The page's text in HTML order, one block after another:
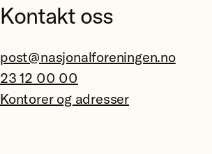
Kontakt oss
post@nasjonalforeningen.no
23 12 00 00
Kontorer og adresser